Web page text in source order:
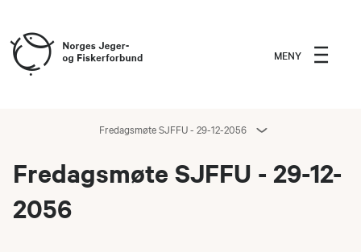
MENY
Fredagsmøte SJFFU - 29-12-2056
Fredagsmøte SJFFU - 29-12-
2056